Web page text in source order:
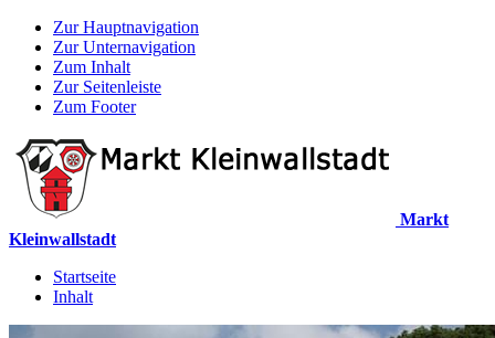
Zur Hauptnavigation
Zur Unternavigation
Zum Inhalt
Zur Seitenleiste
Zum Footer
Markt
Kleinwallstadt
Startseite
Inhalt